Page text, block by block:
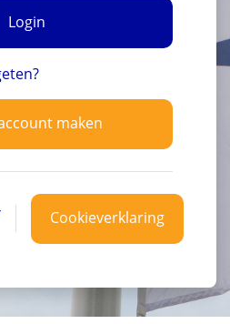
Login
maken
Cookieverklaring